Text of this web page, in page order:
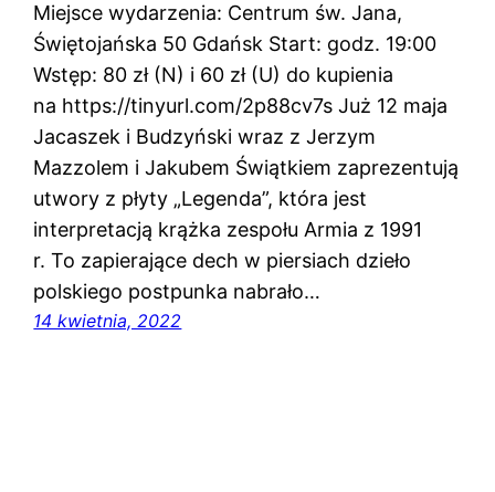
Miejsce wydarzenia: Centrum św. Jana,
Świętojańska 50 Gdańsk Start: godz. 19:00
Wstęp: 80 zł (N) i 60 zł (U) do kupienia
na https://tinyurl.com/2p88cv7s Już 12 maja
Jacaszek i Budzyński wraz z Jerzym
Mazzolem i Jakubem Świątkiem zaprezentują
utwory z płyty „Legenda”, która jest
interpretacją krążka zespołu Armia z 1991
r. To zapierające dech w piersiach dzieło
polskiego postpunka nabrało…
14 kwietnia, 2022